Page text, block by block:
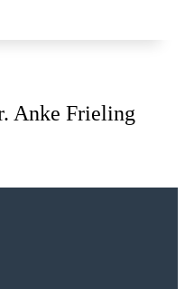
Anke Frieling